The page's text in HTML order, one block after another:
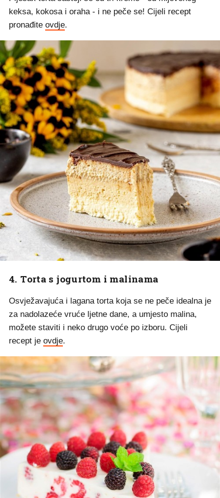
keksa, kokosa i oraha - i ne peče se! Cijeli recept
pronađite ovdje.
4. Torta s jogurtom i malinama
Osvježavajuća i lagana torta koja se ne peče idealna je
za nadolazeće vruće ljetne dane, a umjesto malina,
možete staviti i neko drugo voće po izboru. Cijeli
recept je ovdje.